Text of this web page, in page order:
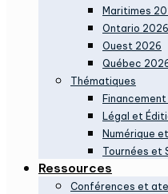
Maritimes
Ontario 2026
Ouest 2026
Québec
Thématiques
Légal et
Numérique
Tournées et
Ressources
Conférences et